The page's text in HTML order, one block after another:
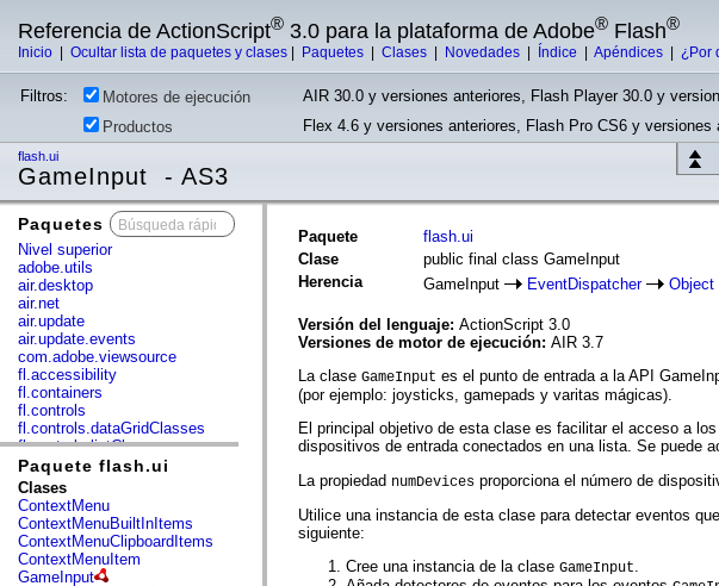
Referencia de ActionScript® 3.0 para la plataforma de Adobe® Flash®
Inicio Ocultar lista de paquetes y clases Paquetes Clases Novedades Índice Apéndices ¿Por
Filtros: Motores de ejecución
AIR 30.0 y versiones anteriores, Flash Player 30.0 y
Productos
Flex 4.6 y versiones anteriores, Flash Pro CS6 y versiones
flash.ui
GameInput - AS3
Paquetes
Nivel superior
adobe.utils
air.desktop
air.net
air.update
air.update.events
com.adobe.viewsource
fl.accessibility
fl.containers
fl.controls
fl.controls.dataGridClasses
fl.controls.listClasses
fl.controls.progressBarClasses
fl.core
fl.data
fl.display
fl.events
fl.ik
fl.lang
Paquete flash.ui
Clases
ContextMenu
ContextMenuBuiltInItems
ContextMenuClipboardItems
ContextMenuItem
GameInput
Paquete
flash.ui
Clase
public final class GameInput
Herencia
GameInput EventDispatcher Object
Versión del lenguaje: ActionScript 3.0
Versiones de motor de ejecución: AIR 3.7
La clase GameInput es el punto de entrada a la API
(por ejemplo: joysticks, gamepads y varitas mágicas).
El principal objetivo de esta clase es facilitar el acceso a
dispositivos de entrada conectados en una lista. Se puede
La propiedad numDevices proporciona el número de
Utilice una instancia de esta clase para detectar eventos
siguiente:
Cree una instancia de la clase GameInput.